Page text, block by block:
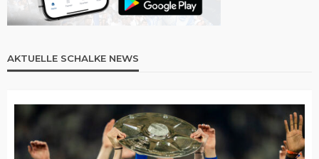
AKTUELLE SCHALKE NEWS